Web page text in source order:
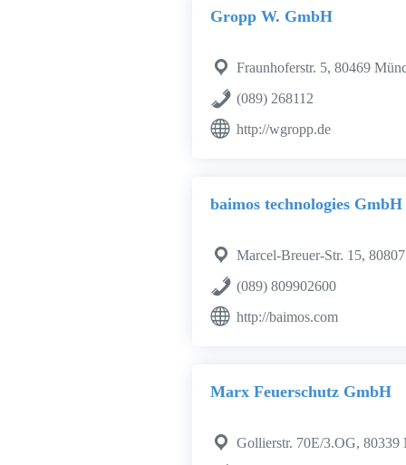
Gropp W. GmbH
Fraunhoferstr. 5, 80469
(089) 268112
http://wgropp.de
baimos technologies GmbH
Marcel-Breuer-Str. 15,
(089) 809902600
http://baimos.com
Marx Feuerschutz GmbH
Gollierstr. 70E/3.OG, 80339